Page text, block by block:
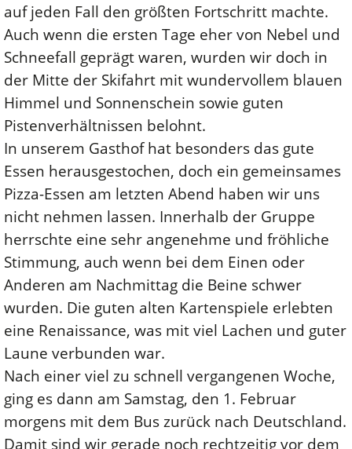
auf jeden Fall den größten Fortschritt machte.
Auch wenn die ersten Tage eher von Nebel und
Schneefall geprägt waren, wurden wir doch in
der Mitte der Skifahrt mit wundervollem blauen
Himmel und Sonnenschein sowie guten
Pistenverhältnissen belohnt.
In unserem Gasthof hat besonders das gute
Essen herausgestochen, doch ein gemeinsames
Pizza-Essen am letzten Abend haben wir uns
nicht nehmen lassen. Innerhalb der Gruppe
herrschte eine sehr angenehme und fröhliche
Stimmung, auch wenn bei dem Einen oder
Anderen am Nachmittag die Beine schwer
wurden. Die guten alten Kartenspiele erlebten
eine Renaissance, was mit viel Lachen und guter
Laune verbunden war.
Nach einer viel zu schnell vergangenen Woche,
ging es dann am Samstag, den 1. Februar
morgens mit dem Bus zurück nach Deutschland.
Damit sind wir gerade noch rechtzeitig vor dem